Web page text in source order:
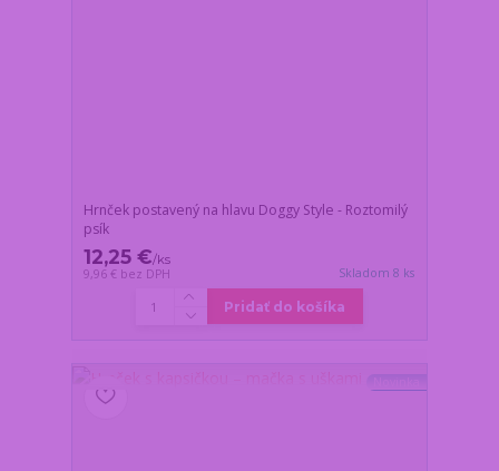
Hrnček postavený na hlavu Doggy Style - Roztomilý
psík
12,25 €/ks
9,96 € bez DPH Skladom 8 ks
Pridať do košíka